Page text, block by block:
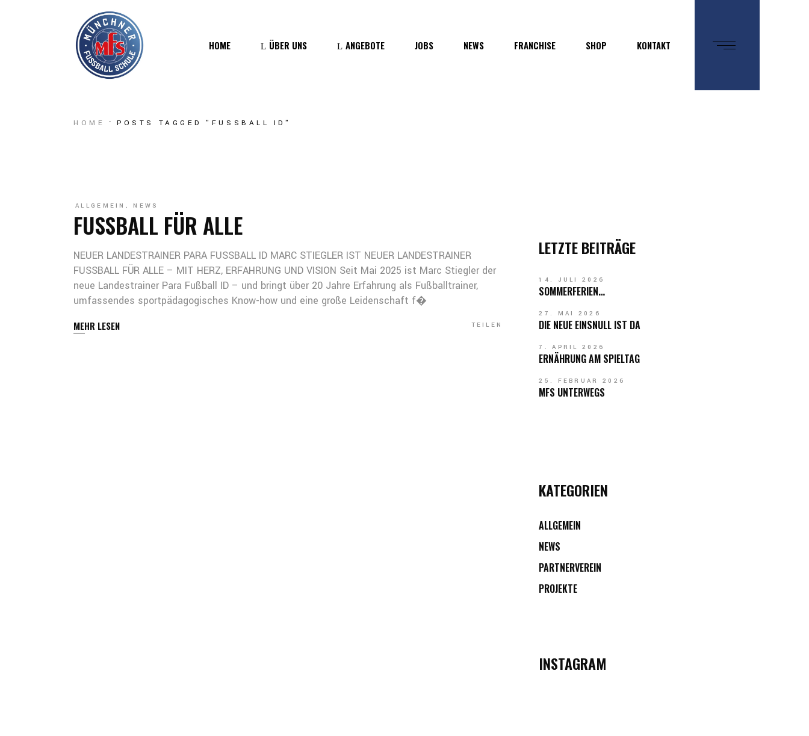
HOME ÜBER UNS
Wer wir sind
ANGEBOTE JOBS NEWS FRANCHISE SHOP KONTAKT
HOME POSTS TAGGED "FUSSBALL ID"
ALLGEMEIN , NEWS
FUSSBALL FÜR ALLE
NEUER LANDESTRAINER PARA FUSSBALL ID MARC STIEGLER IST NEUER LANDESTRAINER
FUSSBALL FÜR ALLE – MIT HERZ, ERFAHRUNG UND VISION Seit Mai 2025 ist Marc Stiegler der
neue Landestrainer Para Fußball ID – und bringt über 20 Jahre Erfahrung als Fußballtrainer,
umfassendes sportpädagogisches Know-how und eine große Leidenschaft f�
MEHR LESEN TEILEN
LETZTE BEITRÄGE
14. JULI 2026
SOMMERFERIEN…
27. MAI 2026
DIE NEUE EINSNULL IST DA
7. APRIL 2026
ERNÄHRUNG AM SPIELTAG
25. FEBRUAR 2026
MFS UNTERWEGS
KATEGORIEN
ALLGEMEIN
NEWS
PARTNERVEREIN
PROJEKTE
INSTAGRAM